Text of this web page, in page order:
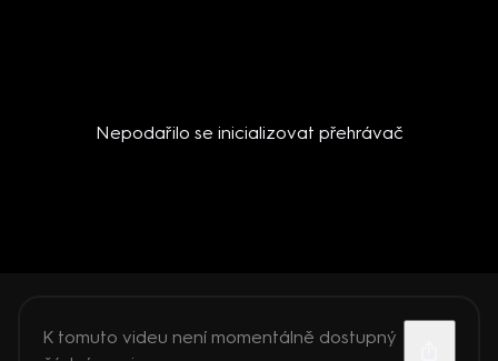
Nepodařilo se inicializovat přehrávač
K tomuto videu není momentálně dostupný